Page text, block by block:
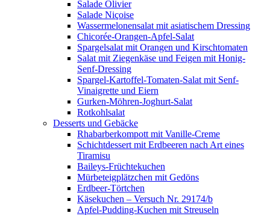
Salade Olivier
Salade Niçoise
Wassermelonensalat mit asiatischem Dressing
Chicorée-Orangen-Apfel-Salat
Spargelsalat mit Orangen und Kirschtomaten
Salat mit Ziegenkäse und Feigen mit Honig-
Senf-Dressing
Spargel-Kartoffel-Tomaten-Salat mit Senf-
Vinaigrette und Eiern
Gurken-Möhren-Joghurt-Salat
Rotkohlsalat
Desserts und Gebäcke
Rhabarberkompott mit Vanille-Creme
Schichtdessert mit Erdbeeren nach Art eines
Tiramisu
Baileys-Früchtekuchen
Mürbeteigplätzchen mit Gedöns
Erdbeer-Törtchen
Käsekuchen – Versuch Nr. 29174/b
Apfel-Pudding-Kuchen mit Streuseln